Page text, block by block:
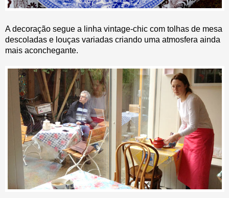
A decoração segue a linha vintage-chic com tolhas de mesa
descoladas e louças variadas criando uma atmosfera ainda
mais aconchegante.